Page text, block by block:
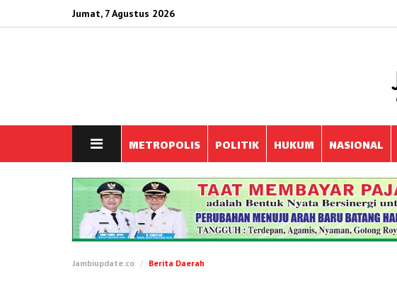
Jumat, 7 Agustus 2026
METROPOLIS POLITIK HUKUM NASIONAL
Jambiupdate.co Berita Daerah